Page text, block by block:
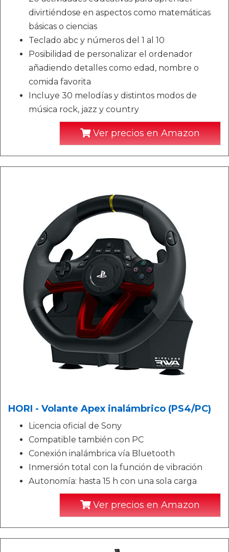
divirtiéndose en aspectos como matemáticas
básicas o ciencias
Teclado abc y números del 1 al 10
Posibilidad de personalizar el ordenador
añadiendo detalles como edad, nombre o
comida favorita
Incluye 30 melodías y distintos modos de
música rock, jazz y country
Ver precios en Amazon
HORI - Volante Apex inalámbrico (PS4/PC)
Licencia oficial de Sony
Compatible también con PC
Conexión inalámbrica vía Bluetooth
Inmersión total con la función de vibración
Autonomía: hasta 15 h con una sola carga
Ver precios en Amazon